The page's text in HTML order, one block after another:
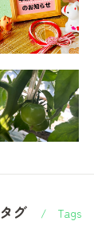
タグ Tags